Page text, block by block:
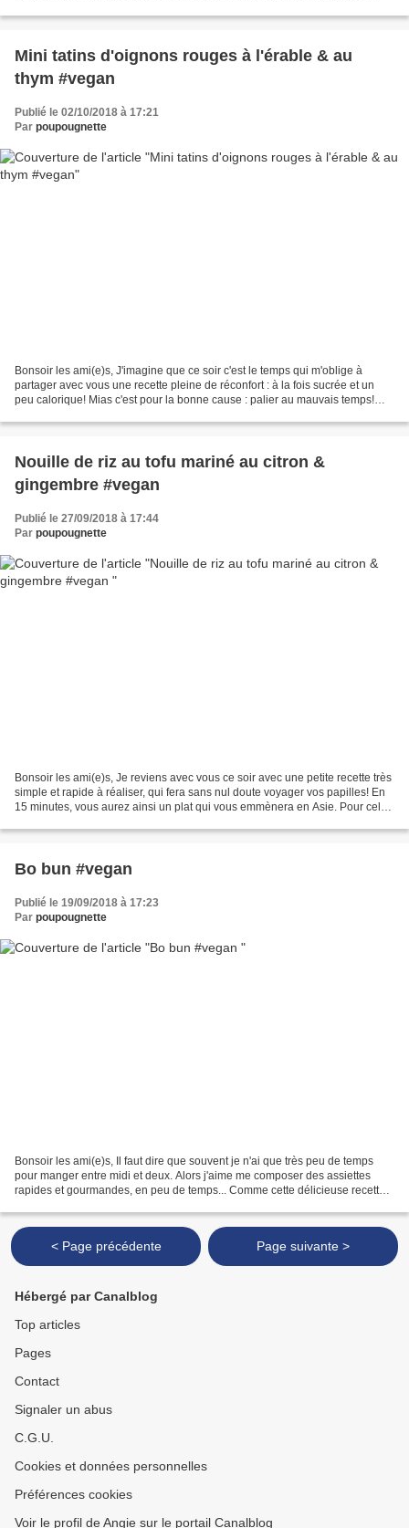
Mini tatins d'oignons rouges à l'érable & au
thym #vegan
Publié le 02/10/2018 à 17:21
Par poupougnette
Bonsoir les ami(e)s, J'imagine que ce soir c'est le temps qui m'oblige à
partager avec vous une recette pleine de réconfort : à la fois sucrée et un
peu calorique! Mias c'est pour la bonne cause : palier au mauvais temps!
Nouille de riz au tofu mariné au citron &
gingembre #vegan
Publié le 27/09/2018 à 17:44
Par poupougnette
Bonsoir les ami(e)s, Je reviens avec vous ce soir avec une petite recette très
simple et rapide à réaliser, qui fera sans nul doute voyager vos papilles! En
15 minutes, vous aurez ainsi un plat qui vous emmènera en Asie. Pour cela,
Bo bun #vegan
Publié le 19/09/2018 à 17:23
Par poupougnette
Bonsoir les ami(e)s, Il faut dire que souvent je n'ai que très peu de temps
pour manger entre midi et deux. Alors j'aime me composer des assiettes
rapides et gourmandes, en peu de temps... Comme cette délicieuse recette
< Page précédente Page suivante >
Hébergé par Canalblog
Top articles
Pages
Contact
Signaler un abus
C.G.U.
Cookies et données personnelles
Préférences cookies
Voir le profil de Angie sur le portail Canalblog